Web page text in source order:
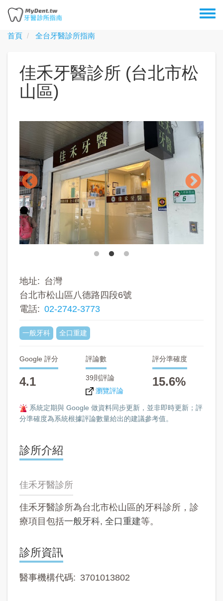
移
主首頁 全台牙醫診所指南
佳禾牙醫診所 (台北市松
山區)
地址
台灣
台北市松山區八德路四段6號
電話
02-2742-3773
一般牙科 全口重建
Google 評分
4.1
評論數
39則評論
瀏覽評論
評分準確度
15.6%
系統定期與 Google 做資料同步更新，並非即時更新；評
分準確度為系統根據評論數量給出的建議參考值。
診所介紹
佳禾牙醫診所
佳禾牙醫診所為台北市松山區的牙科診所，診
療項目包括一般牙科, 全口重建等。
診所資訊
醫事機構代碼 3701013802